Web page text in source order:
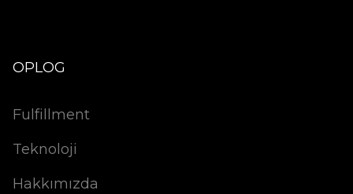
OPLOG
Fulfillment
Teknoloji
Hakkımızda